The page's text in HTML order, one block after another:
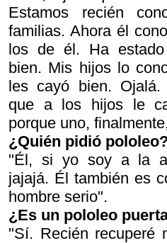
Estamos recién
familias. Ahora él
los de él. Ha
bien. Mis hijos lo
les cayó bien.
que a los hijos le
porque uno,
¿Quién pidió
"Él, si yo soy a la
jajajá. Él también es
hombre serio".
¿Es un pololeo
"Sí. Recién recuperé